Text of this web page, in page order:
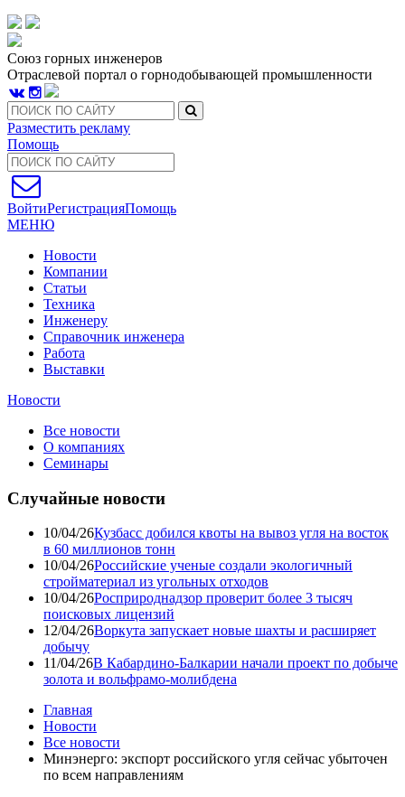
Союз горных инженеров
Отраслевой портал о горнодобывающей промышленности
Разместить рекламу
Помощь
ВойтиРегистрацияПомощь
МЕНЮ
Новости
Компании
Статьи
Техника
Инженеру
Справочник инженера
Работа
Выставки
Новости
Все новости
О компаниях
Семинары
Случайные новости
10/04/26Кузбасс добился квоты на вывоз угля на восток
в 60 миллионов тонн
10/04/26Российские ученые создали экологичный
стройматериал из угольных отходов
10/04/26Росприроднадзор проверит более 3 тысяч
поисковых лицензий
12/04/26Воркута запускает новые шахты и расширяет
добычу
11/04/26В Кабардино-Балкарии начали проект по добыче
золота и вольфрамо-молибдена
Главная
Новости
Все новости
Минэнерго: экспорт российского угля сейчас убыточен
по всем направлениям